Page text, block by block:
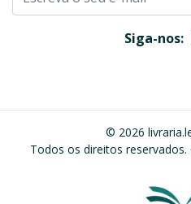
Siga-nos:
© 2026
Todos os direitos reservados.